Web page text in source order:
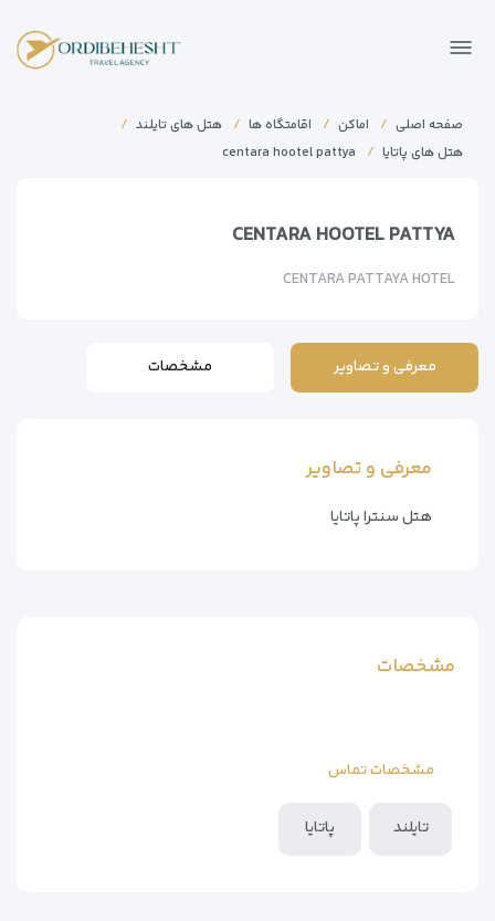
صفحه اصلی اماکن اقامتگاه ها
هتل های تایلند
هتل های پاتایا
centara hootel pattya
CENTARA HOOTEL PATTYA
CENTARA PATTAYA HOTEL
معرفی و تصاویر مشخصات
معرفی و تصاویر
هتل سنترا پاتایا
مشخصات
مشخصات تماس
تایلند پاتایا